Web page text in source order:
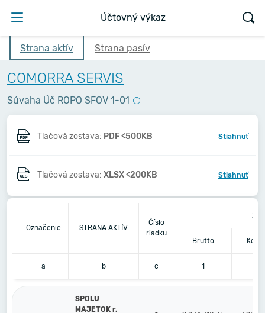
Účtovný výkaz
Strana aktív Strana pasív
COMORRA SERVIS
Súvaha Úč ROPO SFOV 1-01
Tlačová zostava: PDF <500KB Stiahnuť
Tlačová zostava: XLSX <200KB Stiahnuť
Označenie STRANA AKTÍV
Číslo
riadku
Brutto
a b c 1
SPOLU
MAJETOK r.